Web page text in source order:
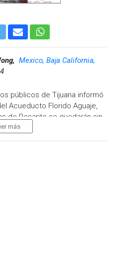
Mexico, Baja California,
públicos de Tijuana informó
Acueducto Florido Aguaje,
de Rosarito se quedarán sin
las 8:00 horas del próximo
durante 44 horas.
más